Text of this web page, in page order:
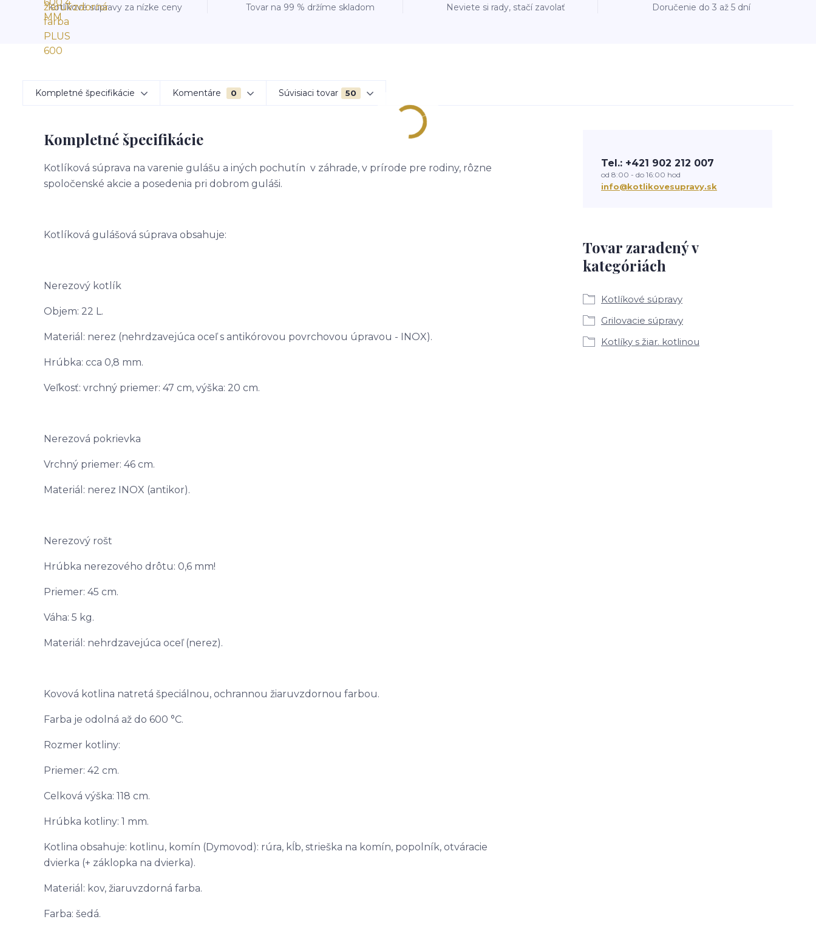
Kotlíkové súpravy za nízke ceny Tovar na 99 % držíme skladom Neviete si rady, stačí zavolať Doručenie do 3 až 5 dní
Kompletné špecifikácie Komentáre 0 Súvisiaci tovar 50
Kompletné špecifikácie
Kotlíková súprava na varenie gulášu a iných pochutín v záhrade, v prírode pre rodiny, rôzne
spoločenské akcie a posedenia pri dobrom guláši.
Kotlíková gulášová súprava obsahuje:
Nerezový kotlík
Objem: 22 L.
Materiál: nerez (nehrdzavejúca oceľ s antikórovou povrchovou úpravou - INOX).
Hrúbka: cca 0,8 mm.
Veľkosť: vrchný priemer: 47 cm, výška: 20 cm.
Nerezová pokrievka
Vrchný priemer: 46 cm.
Materiál: nerez INOX (antikor).
Nerezový rošt
Hrúbka nerezového drôtu: 0,6 mm!
Priemer: 45 cm.
Váha: 5 kg.
Materiál: nehrdzavejúca oceľ (nerez).
Kovová kotlina natretá špeciálnou, ochrannou žiaruvzdornou farbou.
Farba je odolná až do 600 °C.
Rozmer kotliny:
Priemer: 42 cm.
Celková výška: 118 cm.
Hrúbka kotliny: 1 mm.
Kotlina obsahuje: kotlinu, komín (Dymovod): rúra, kĺb, strieška na komín, popolník, otváracie
dvierka (+ záklopka na dvierka).
Materiál: kov, žiaruvzdorná farba.
Farba: šedá.
Tovar zaradený v
kategóriách
Kotlíkové súpravy
Grilovacie súpravy
Kotlíky s žiar. kotlinou
Tel.: +421 902 212 007
od 8:00 - do 16:00 hod
info@kotlikovesupravy.sk